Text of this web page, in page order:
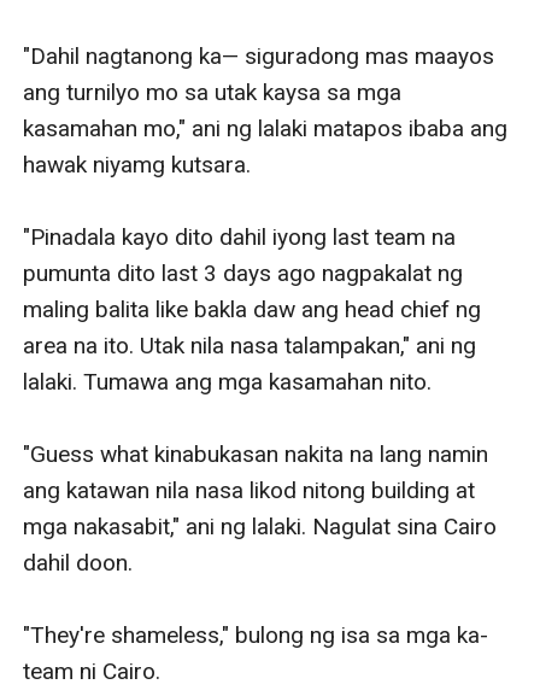
"Dahil nagtanong ka— siguradong mas maayos
ang turnilyo mo sa utak kaysa sa mga
kasamahan mo," ani ng lalaki matapos ibaba ang
hawak niyamg kutsara.
"Pinadala kayo dito dahil iyong last team na
pumunta dito last 3 days ago nagpakalat ng
maling balita like bakla daw ang head chief ng
area na ito. Utak nila nasa talampakan," ani ng
lalaki. Tumawa ang mga kasamahan nito.
"Guess what kinabukasan nakita na lang namin
ang katawan nila nasa likod nitong building at
mga nakasabit," ani ng lalaki. Nagulat sina Cairo
dahil doon.
"They're shameless," bulong ng isa sa mga ka-
team ni Cairo.